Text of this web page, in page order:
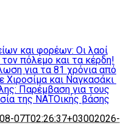
και φορέων: Οι λαοί
πόλεμο και τα κέρδη!
για τα 81 χρόνια από
και Ναγκασάκι
Παρέμβαση για τους
της ΝΑΤΟικής βάσης
07T02:26:37+03002026-